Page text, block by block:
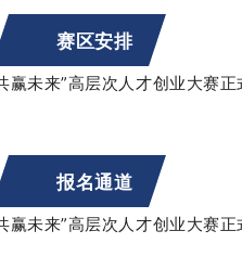
赛区安排
报名通道